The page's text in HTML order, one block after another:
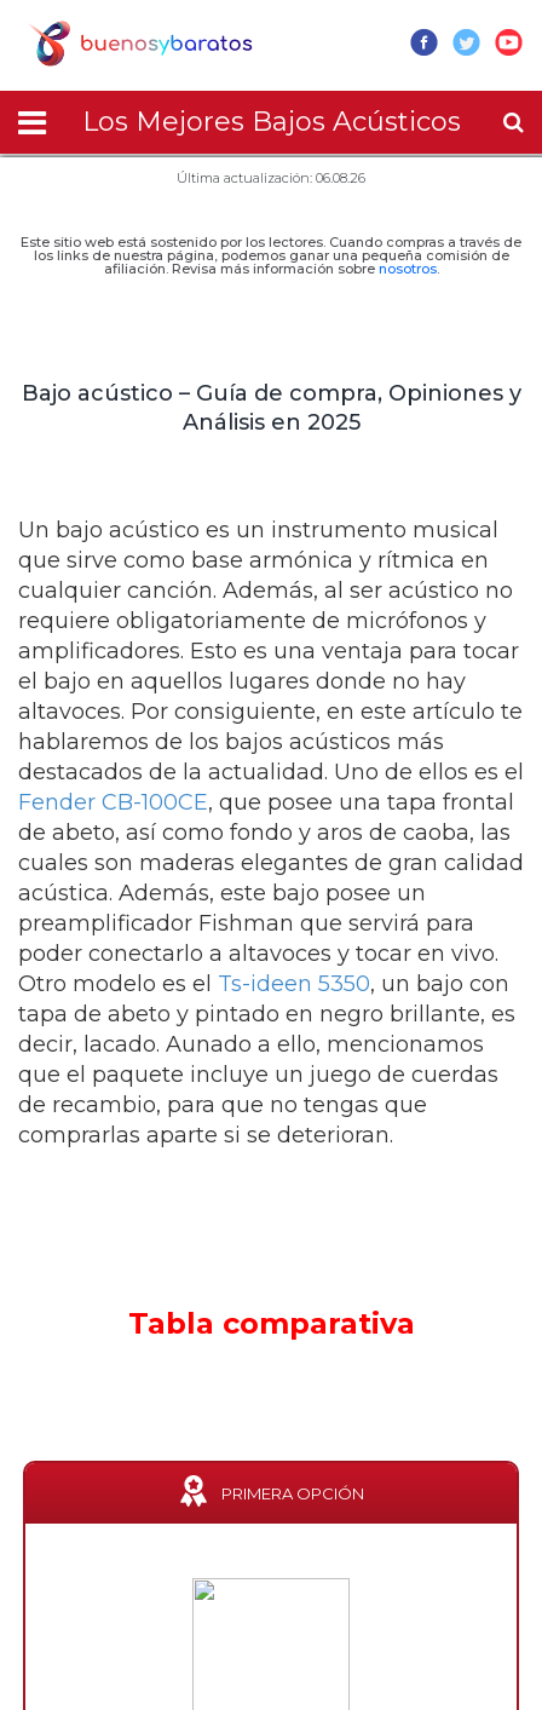
Los Mejores Bajos Acústicos
Última actualización: 06.08.26
Este sitio web está sostenido por los lectores. Cuando compras a través de
los links de nuestra página, podemos ganar una pequeña comisión de
afiliación. Revisa más información sobre nosotros.
Bajo acústico – Guía de compra, Opiniones y
Análisis en 2025
Un bajo acústico es un instrumento musical
que sirve como base armónica y rítmica en
cualquier canción. Además, al ser acústico no
requiere obligatoriamente de micrófonos y
amplificadores. Esto es una ventaja para tocar
el bajo en aquellos lugares donde no hay
altavoces. Por consiguiente, en este artículo te
hablaremos de los bajos acústicos más
destacados de la actualidad. Uno de ellos es el
Fender CB-100CE, que posee una tapa frontal
de abeto, así como fondo y aros de caoba, las
cuales son maderas elegantes de gran calidad
acústica. Además, este bajo posee un
preamplificador Fishman que servirá para
poder conectarlo a altavoces y tocar en vivo.
Otro modelo es el Ts-ideen 5350, un bajo con
tapa de abeto y pintado en negro brillante, es
decir, lacado. Aunado a ello, mencionamos
que el paquete incluye un juego de cuerdas
de recambio, para que no tengas que
comprarlas aparte si se deterioran.
Tabla comparativa
PRIMERA OPCIÓN